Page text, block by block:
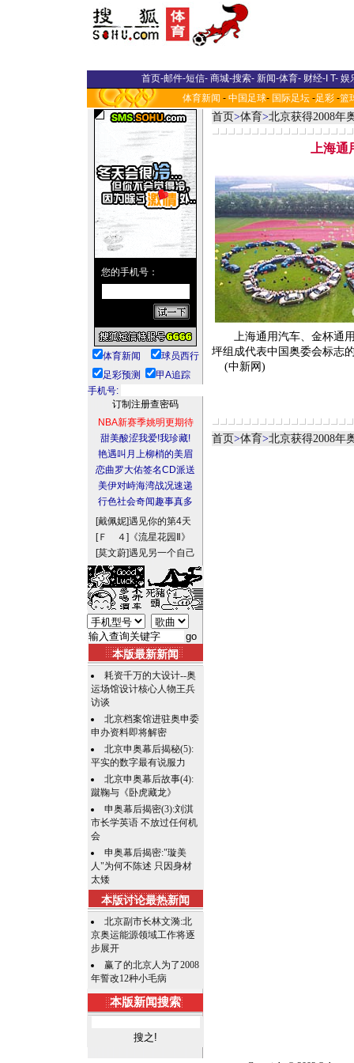
首页-邮件-短信- 商城-搜索- 新闻-体育- 财经-I T- 娱
体育新闻 - 中国足球- 国际足坛 -足彩 -篮
体育新闻
球员西行
足彩预测
甲A追踪
手机号:
NBA新赛季姚明更期待
甜美酸涩我爱!我珍藏!
艳遇叫月上柳梢的美眉
恋曲罗大佑签名CD派送
美伊对峙海湾战况速递
行色社会奇闻趣事真多
[戴佩妮]遇见你的第4天
[Ｆ ４] 《流星花园Ⅱ》
[莫文蔚]遇见另一个自己
本版最新新闻
耗资千万的大设计--奥
运场馆设计核心人物王兵
访谈
北京档案馆进驻奥申委
申办资料即将解密
北京申奥幕后揭秘(5):
平实的数字最有说服力
北京申奥幕后故事(4):
蹴鞠与《卧虎藏龙》
申奥幕后揭密(3):刘淇
市长学英语 不放过任何机
会
申奥幕后揭密:"璇美
人"为何不陈述 只因身材
太矮
本版讨论最热新闻
北京副市长林文漪:北
京奥运能源领域工作将逐
步展开
赢了的北京人为了2008
年誓改12种小毛病
本版新闻搜索
首页>体育>北京获得2008年
上海
上海通用汽车、金杯通用
坪组成代表中国奥委会标志
(中新网)
首页>体育>北京获得2008年